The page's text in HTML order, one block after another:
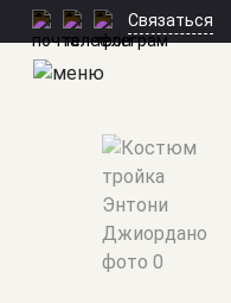
Связаться
Мужские костюмы